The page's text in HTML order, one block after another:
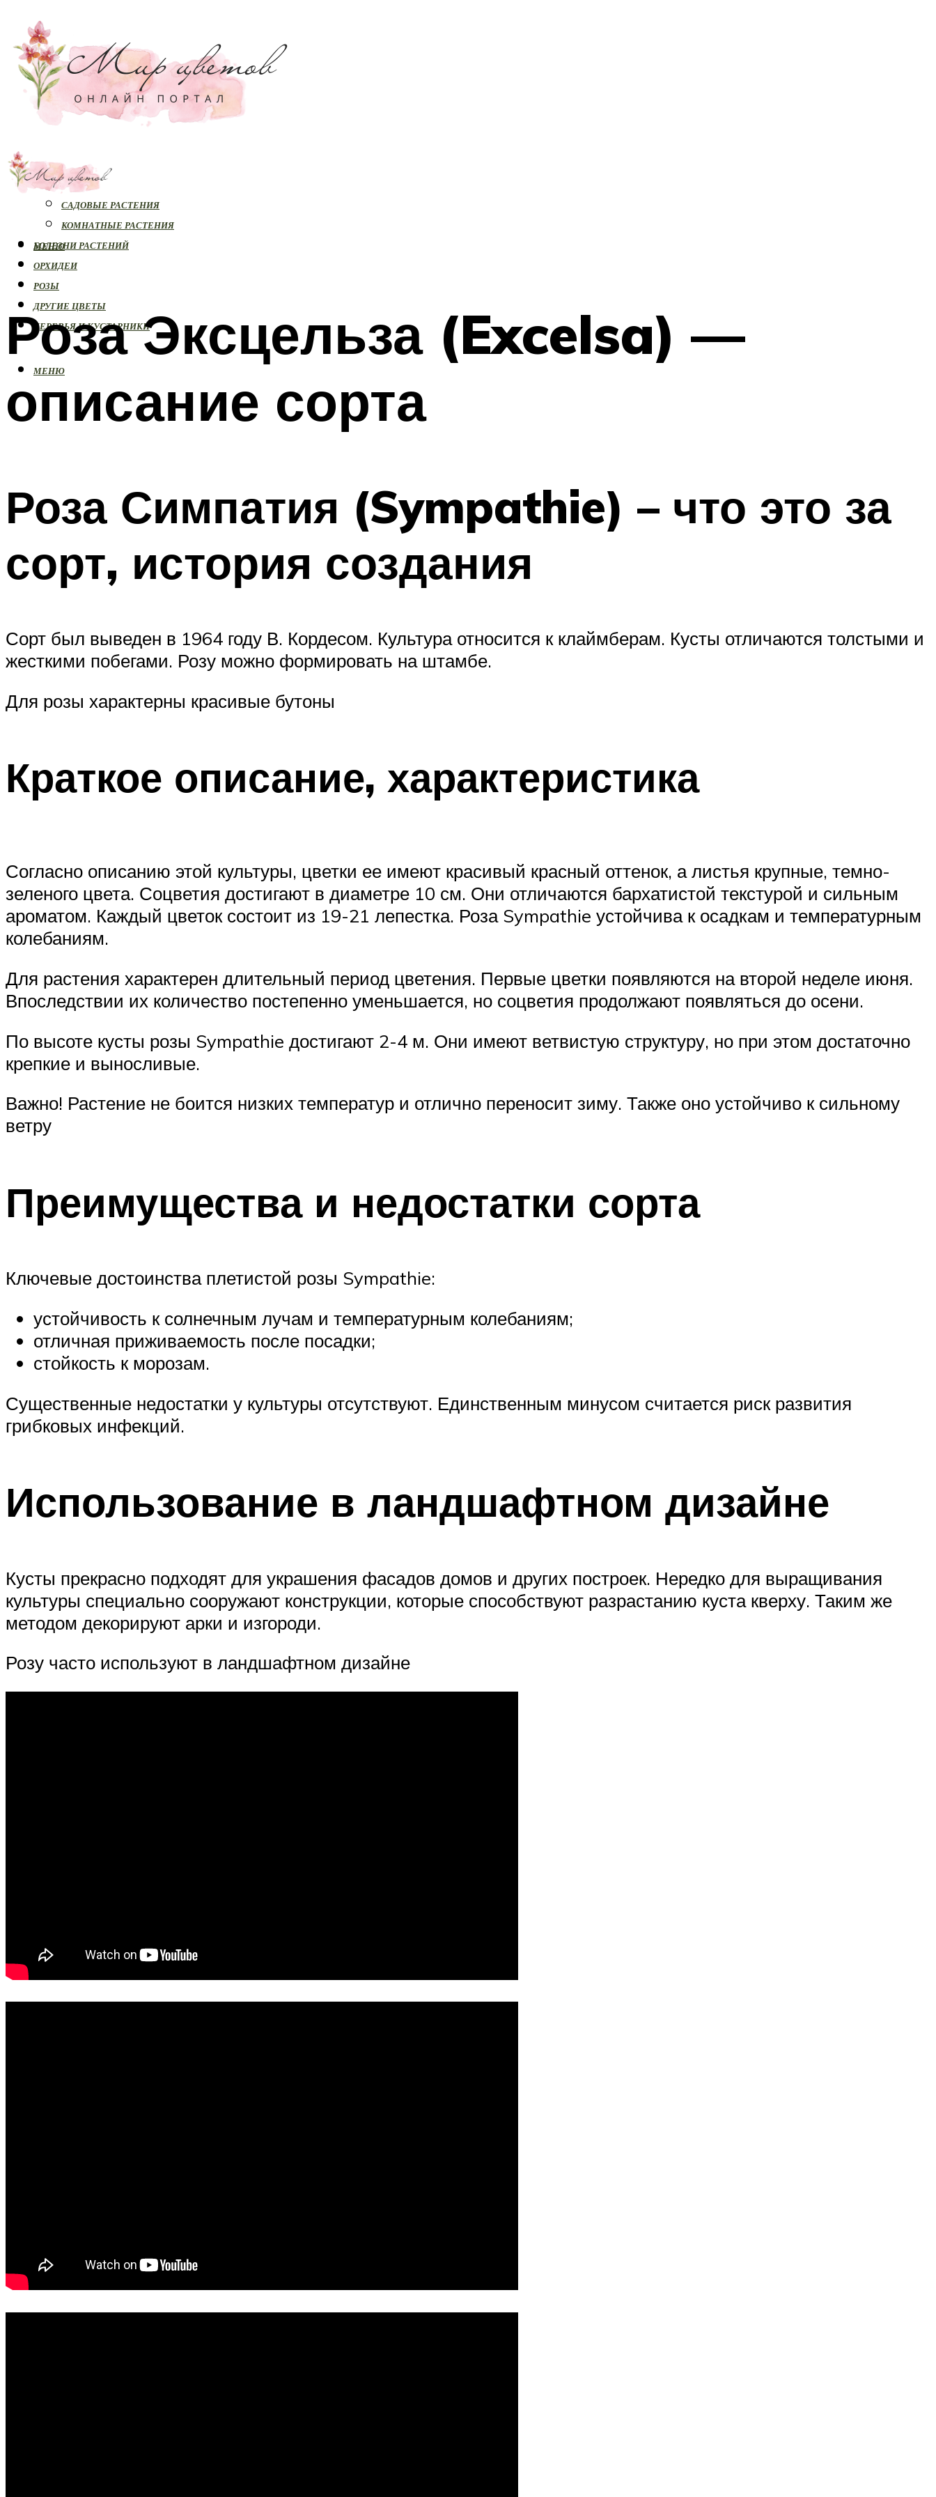
РАСТЕНИЯ
САДОВЫЕ РАСТЕНИЯ
КОМНАТНЫЕ РАСТЕНИЯ
БОЛЕЗНИ РАСТЕНИЙ
ОРХИДЕИ
РОЗЫ
ДРУГИЕ ЦВЕТЫ
ДЕРЕВЬЯ И КУСТАРНИКИ
МЕНЮ
МЕНЮ
Роза Эксцельза (Excelsa) —
описание сорта
Роза Симпатия (Sympathie) – что это за
сорт, история создания
Сорт был выведен в 1964 году В. Кордесом. Культура относится к клаймберам. Кусты отличаются толстыми и
жесткими побегами. Розу можно формировать на штамбе.
Для розы характерны красивые бутоны
Краткое описание, характеристика
Согласно описанию этой культуры, цветки ее имеют красивый красный оттенок, а листья крупные, темно-
зеленого цвета. Соцветия достигают в диаметре 10 см. Они отличаются бархатистой текстурой и сильным
ароматом. Каждый цветок состоит из 19-21 лепестка. Роза Sympathie устойчива к осадкам и температурным
колебаниям.
Для растения характерен длительный период цветения. Первые цветки появляются на второй неделе июня.
Впоследствии их количество постепенно уменьшается, но соцветия продолжают появляться до осени.
По высоте кусты розы Sympathie достигают 2-4 м. Они имеют ветвистую структуру, но при этом достаточно
крепкие и выносливые.
Важно! Растение не боится низких температур и отлично переносит зиму. Также оно устойчиво к сильному
ветру
Преимущества и недостатки сорта
Ключевые достоинства плетистой розы Sympathie:
устойчивость к солнечным лучам и температурным колебаниям;
отличная приживаемость после посадки;
стойкость к морозам.
Существенные недостатки у культуры отсутствуют. Единственным минусом считается риск развития
грибковых инфекций.
Использование в ландшафтном дизайне
Кусты прекрасно подходят для украшения фасадов домов и других построек. Нередко для выращивания
культуры специально сооружают конструкции, которые способствуют разрастанию куста кверху. Таким же
методом декорируют арки и изгороди.
Розу часто используют в ландшафтном дизайне